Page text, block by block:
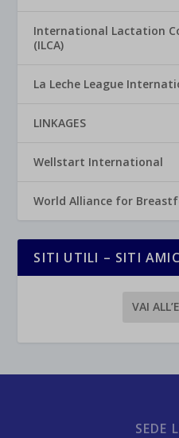
International Lactation
(ILCA)
La Leche League
LINKAGES
Wellstart International
World Alliance for
SITI UTILI – SITI
VAI
SEDE